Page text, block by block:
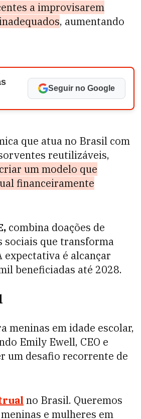
a improvisarem
, aumentando
Seguir no Google
que atua no Brasil com
reutilizáveis,
um modelo que
financeiramente
combina doações de
sociais que transforma
é alcançar
beneficiadas até 2028.
meninas em idade escolar,
Emily Ewell, CEO e
um desafio recorrente de
no Brasil. Queremos
e mulheres em